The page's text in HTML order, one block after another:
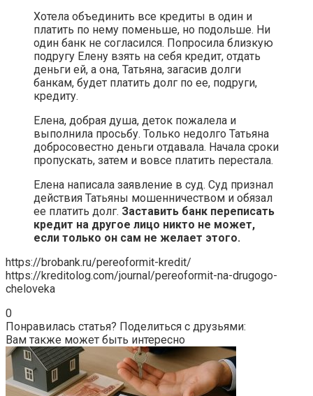
Хотела объединить все кредиты в один и
платить по нему поменьше, но подольше. Ни
один банк не согласился. Попросила близкую
подругу Елену взять на себя кредит, отдать
деньги ей, а она, Татьяна, загасив долги
банкам, будет платить долг по ее, подруги,
кредиту.
Елена, добрая душа, деток пожалела и
выполнила просьбу. Только недолго Татьяна
добросовестно деньги отдавала. Начала сроки
пропускать, затем и вовсе платить перестала.
Елена написала заявление в суд. Суд признал
действия Татьяны мошенничеством и обязал
ее платить долг. Заставить банк переписать
кредит на другое лицо никто не может,
если только он сам не желает этого.
https://brobank.ru/pereoformit-kredit/
https://kreditolog.com/journal/pereoformit-na-drugogo-
cheloveka
0
Понравилась статья? Поделиться с друзьями:
Вам также может быть интересно